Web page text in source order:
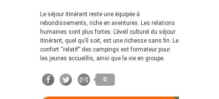
Le séjour itinérant reste une équipée à
rebondissements, riche en aventures. Les relations
humaines sont plus fortes. L’éveil culturel du séjour
itinérant, quel qu’il soit, est une richesse sans fin. Le
confort “relatif” des campings est formateur pour
les jeunes accueillis, ainsi que la vie en groupe.
0